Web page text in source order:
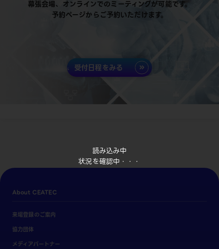
読み込み中
状況を確認中・・・
幕張会場、オンラインでのミーティングが可能です。
予約ページからご予約いただけます。
受付日程をみる
About CEATEC
来場登録のご案内
協力団体
メディアパートナー